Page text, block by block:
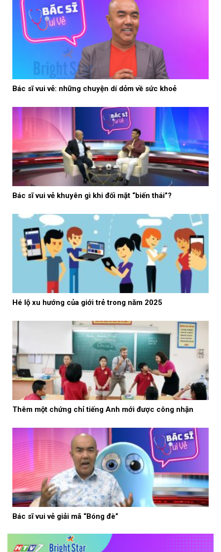
Bác sĩ vui vẻ: những chuyện dí dỏm về sức khoẻ
Bác sĩ vui vẻ khuyên gì khi đối mặt “biến thái”?
Hé lộ xu hướng của giới trẻ trong năm 2025
Thêm một chứng chỉ tiếng Anh mới được công nhận
Bác sĩ vui vẻ giải mã “Bóng đè”